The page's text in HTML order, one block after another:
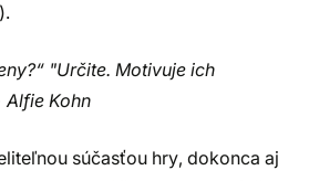
"Určite. Motivuje ich
Kohn
súčasťou hry, dokonca aj